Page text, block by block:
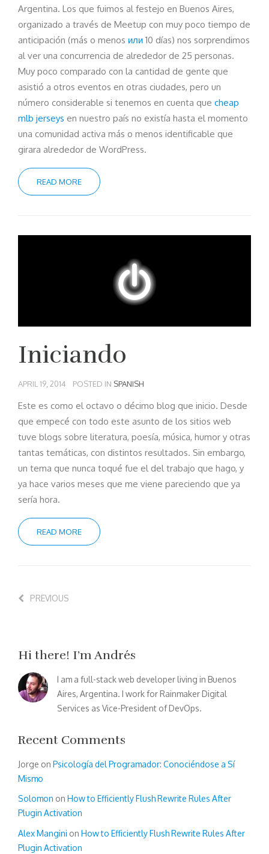
Argentina. Los que fuimos al festejo en Buenos Aires,
organizado a través de Meetup con muy poco tiempo de
anticipación (más o menos или 10 días) nos sorprendimos
al ver una concurrencia de alrededor de 25 personas.
Muy poco comparado con la cantidad de gente que
asistió a otros eventos en otras ciudades, pero un
número considerable si tenemos en cuenta que cheap
mlb jerseys en nuestro país no existía hasta el momento
una comunidad activa más o menos identificable que
girara alrededor de WordPress.
READ MORE
Iniciando
APRIL 19, 2014 POSTED IN SPANISH
Este es como el octavo o décimo blog que inicio. Desde
que empecé con todo este asunto de los sitios web
tuve blogs sobre literatura, poesía, música, humor y otras
tantas temáticas, con distintos resultados. Sin embargo,
un tema que nunca toqué fue el del trabajo que hago, y
ya hace varios meses que me viene pareciendo que ya
sería hora.
READ MORE
PREVIOUS
Hi there! I’m Andrés
I am a full-stack web developer living in Buenos
Aires, Argentina. I work for Rainmaker Digital
Services as Vice-President of DevOps.
Recent Comments
Jorge on Psicología del Programador: Conociéndose a Sí
Mismo
Solomon on How to Efficiently Flush Rewrite Rules After
Plugin Activation
Alex Mangini on How to Efficiently Flush Rewrite Rules After
Plugin Activation